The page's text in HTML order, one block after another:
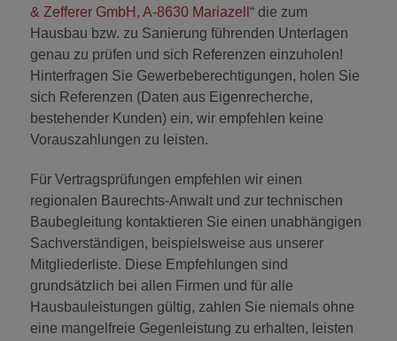
& Zefferer GmbH, A-8630 Mariazell “ die zum
Hausbau bzw. zu Sanierung führenden Unterlagen
genau zu prüfen und sich Referenzen einzuholen!
Hinterfragen Sie Gewerbeberechtigungen, holen Sie
sich Referenzen (Daten aus Eigenrecherche,
bestehender Kunden) ein, wir empfehlen keine
Vorauszahlungen zu leisten.
Für Vertragsprüfungen empfehlen wir einen
regionalen Baurechts-Anwalt und zur technischen
Baubegleitung kontaktieren Sie einen unabhängigen
Sachverständigen, beispielsweise aus unserer
Mitgliederliste. Diese Empfehlungen sind
grundsätzlich bei allen Firmen und für alle
Hausbauleistungen gültig, zahlen Sie niemals ohne
eine mangelfreie Gegenleistung zu erhalten, leisten